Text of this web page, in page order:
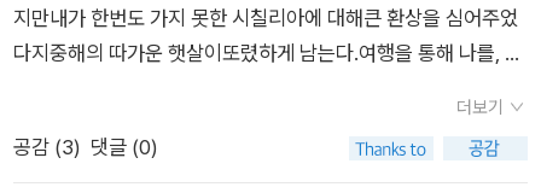
로, 방송인으로 소설가로 바삐 살던 저자는 모든 것을 정리하고
시칠리아로 떠난다.스마트폰만 있으면 어디나 찾아가는 요즘이
약하고연착하거나 아무런 공지없이 아예 오지 않고 취소되는 기
차를 불안하게 기다리기도 하고계획되지 않은 여행에 적응해가
지만내가 한번도 가지 못한 시칠리아에 대해큰 환상을 심어주었
다지중해의 따가운 햇살이또렸하게 남는다.여행을 통해 나를, 나
더보기
공감 (3) 댓글 (0)